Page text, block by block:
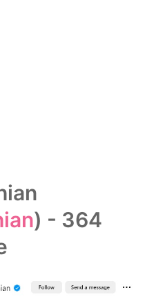
) - 364